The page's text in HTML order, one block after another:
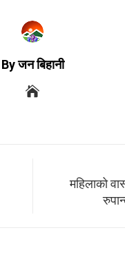
By जन बिहानी
महिलाको